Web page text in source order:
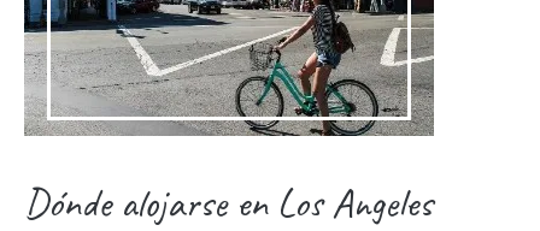
Dónde alojarse en Los Angeles